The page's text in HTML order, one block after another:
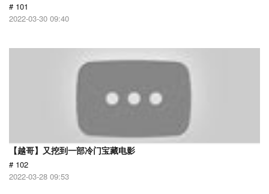
# 101
2022-03-30 09:40
【越哥】又挖到一部冷门宝藏电影
# 102
2022-03-28 09:53